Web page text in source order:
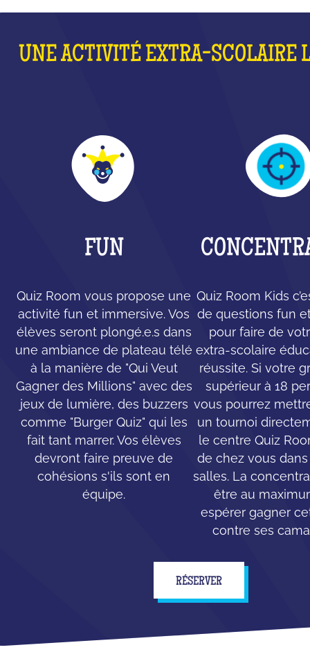
UNE ACTIVITÉ EXTRA-SCOLAIRE
FUN
Quiz Room vous propose une
activité fun et immersive. Vos
élèves seront plongé.e.s dans
une ambiance de plateau télé
à la manière de "Qui Veut
Gagner des Millions" avec des
jeux de lumière, des buzzers
comme "Burger Quiz" qui les
fait tant marrer. Vos élèves
devront faire preuve de
cohésions s'ils sont en
équipe.
Quiz Room Kids
de questions fun
pour faire de
extra-scolaire
réussite. Si votre
supérieur à 18
vous pourrez
un tournoi
le centre Quiz
de chez vous
salles. La
être au
espérer gagner
contre ses
RÉSERVER